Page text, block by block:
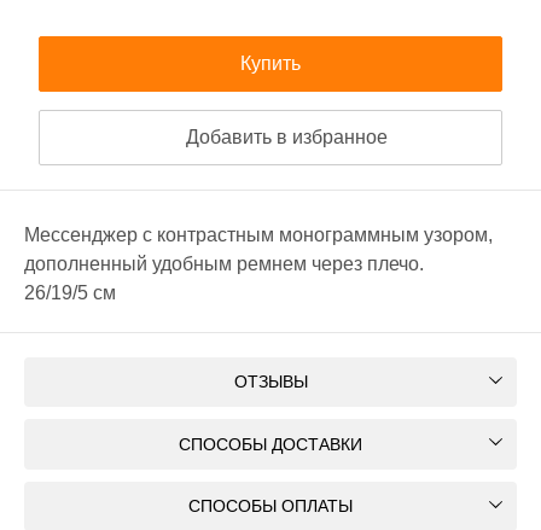
Купить
Добавить в избранное
Мессенджер с контрастным монограммным узором,
дополненный удобным ремнем через плечо.
26/19/5 см
ОТЗЫВЫ
СПОСОБЫ ДОСТАВКИ
СПОСОБЫ ОПЛАТЫ